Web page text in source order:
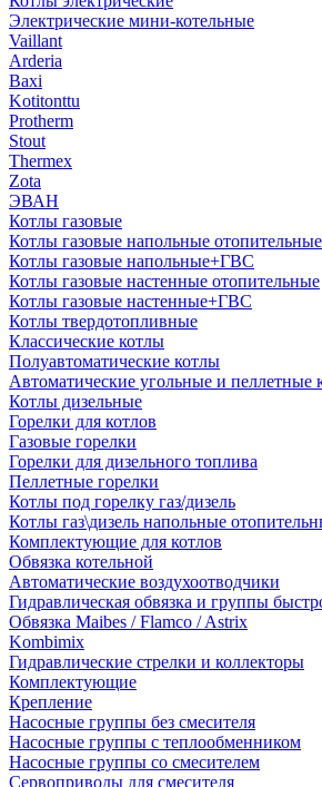
Электрические мини-котельные
Vaillant
Arderia
Baxi
Kotitonttu
Protherm
Stout
Thermex
Zota
ЭВАН
Котлы газовые
Котлы газовые напольные отопительные
Котлы газовые напольные+ГВС
Котлы газовые настенные отопительные
Котлы газовые настенные+ГВС
Котлы твердотопливные
Классические котлы
Полуавтоматические котлы
Автоматические угольные и пеллетные
Котлы дизельные
Горелки для котлов
Газовые горелки
Горелки для дизельного топлива
Пеллетные горелки
Котлы под горелку газ/дизель
Котлы газ\дизель напольные
Комплектующие для котлов
Обвязка котельной
Автоматические воздухоотводчики
Гидравлическая обвязка и группы
Обвязка Maibes / Flamco / Astrix
Kombimix
Гидравлические стрелки и коллекторы
Комплектующие
Крепление
Насосные группы без смесителя
Насосные группы с теплообменником
Насосные группы со смесителем
Сервоприводы для смесителя